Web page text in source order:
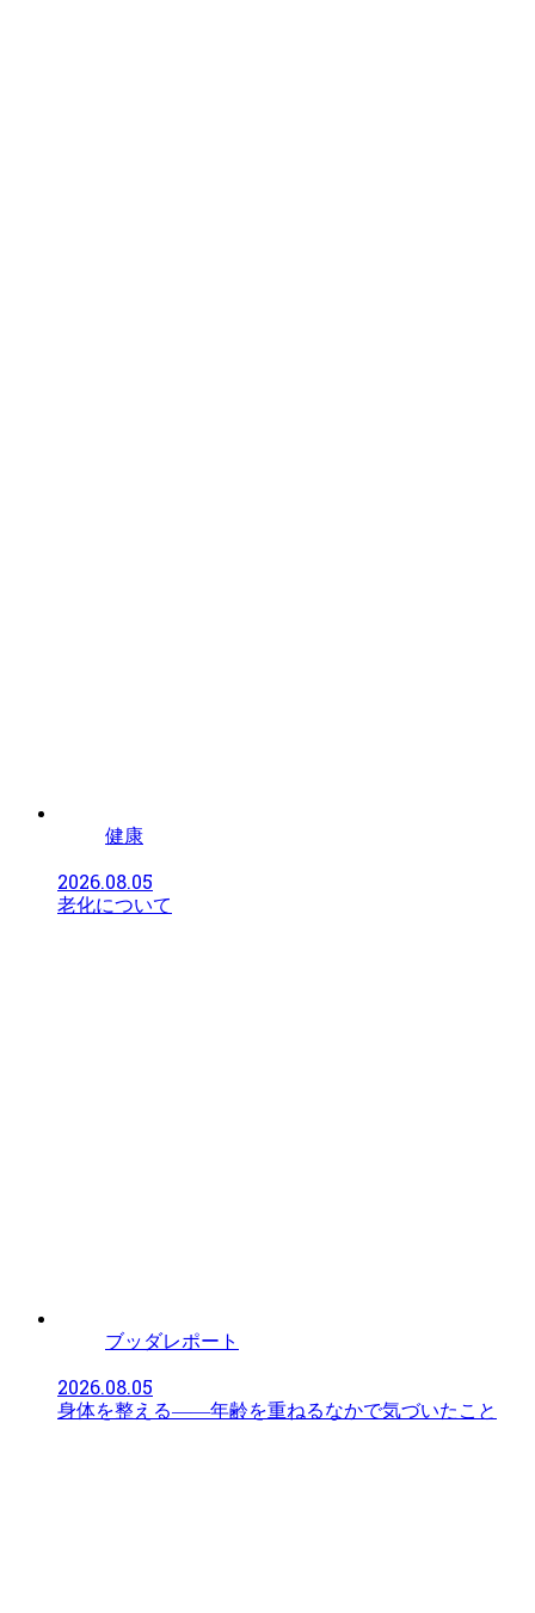
健康
2026.08.05
老化について
ブッダレポート
2026.08.05
身体を整える――年齢を重ねるなかで気づいたこと